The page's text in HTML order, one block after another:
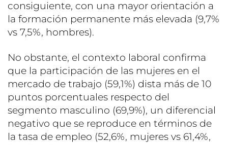
consiguiente, con una mayor orientación a
la formación permanente más elevada (9,7%
vs 7,5%, hombres).
No obstante, el contexto laboral confirma
que la participación de las mujeres en el
mercado de trabajo (59,1%) dista más de 10
puntos porcentuales respecto del
segmento masculino (69,9%), un diferencial
negativo que se reproduce en términos de
la tasa de empleo (52,6%, mujeres vs 61,4%,